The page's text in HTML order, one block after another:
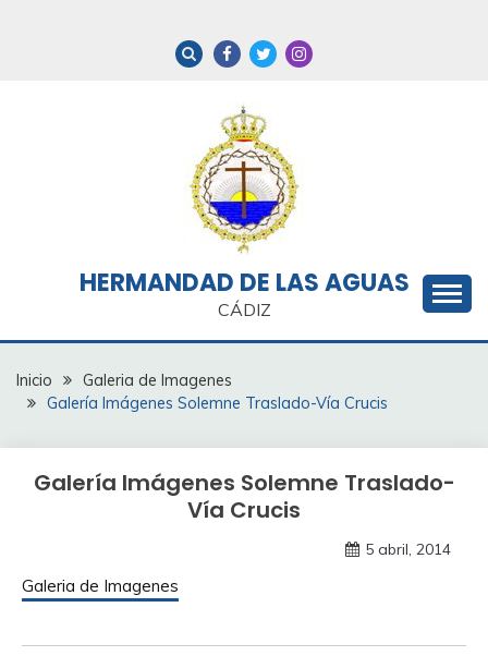
HERMANDAD DE LAS AGUAS
CÁDIZ
Inicio
Galeria de Imagenes
Galería Imágenes Solemne Traslado-Vía Crucis
Galería Imágenes Solemne Traslado-
Vía Crucis
5 abril, 2014
Galeria de Imagenes